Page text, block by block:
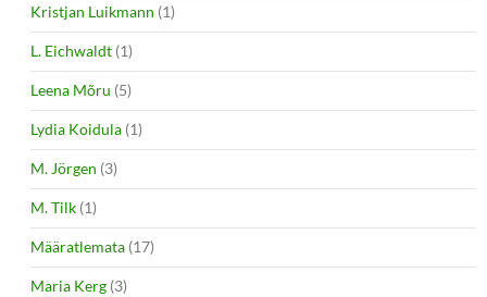
Kristjan Luikmann (1)
L. Eichwaldt (1)
Leena Mõru (5)
Lydia Koidula (1)
M. Jörgen (3)
M. Tilk (1)
Määratlemata (17)
Maria Kerg (3)